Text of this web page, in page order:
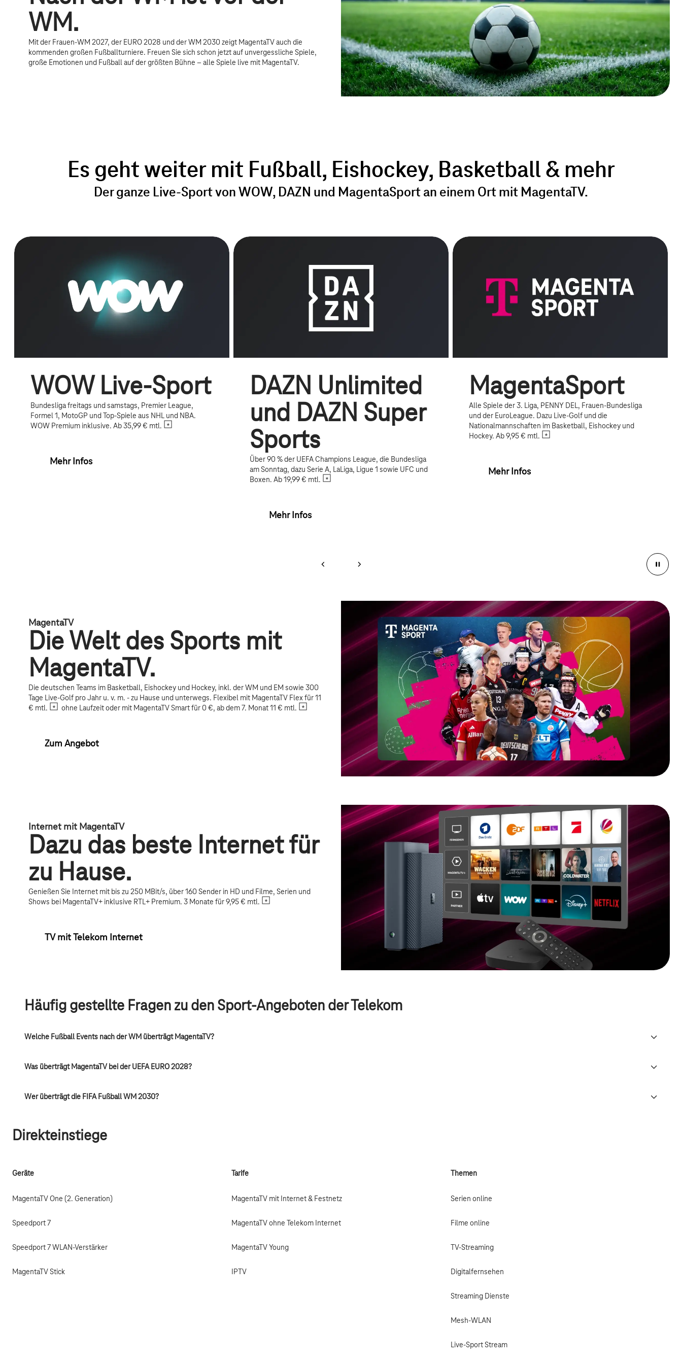
WM.
Mit der Frauen-WM 2027, der EURO 2028 und der WM 2030 zeigt MagentaTV auch die
kommenden großen Fußballturniere. Freuen Sie sich schon jetzt auf unvergessliche Spiele,
große Emotionen und Fußball auf der größten Bühne – alle Spiele live mit MagentaTV.
WOW Live-Sport
Bundesliga freitags und samstags, Premier League,
Formel 1, MotoGP und Top-Spiele aus NHL und NBA.
WOW Premium inklusive. Ab 35,99 € mtl.
Mehr Infos
DAZN Unlimited
und DAZN Super
Sports
Über 90 % der UEFA Champions League, die Bundesliga
am Sonntag, dazu Serie A, LaLiga, Ligue 1 sowie UFC und
Boxen. Ab 19,99 € mtl.
Mehr Infos
MagentaSport
Alle Spiele der 3. Liga, PENNY DEL, Frauen-Bundesliga
und der EuroLeague. Dazu Live-Golf und die
Nationalmannschaften im Basketball, Eishockey und
Hockey. Ab 9,95 € mtl.
Mehr Infos
MagentaTV
Die Welt des Sports mit
MagentaTV.
Die deutschen Teams im Basketball, Eishockey und Hockey, inkl. der WM und EM sowie 300
Tage Live-Golf pro Jahr u. v. m. - zu Hause und unterwegs. Flexibel mit MagentaTV Flex für 11
€ mtl.
ohne Laufzeit oder mit MagentaTV Smart für 0 €, ab dem 7. Monat 11 € mtl.
Zum Angebot
Internet mit MagentaTV
Dazu das beste Internet für
zu Hause.
Genießen Sie Internet mit bis zu 250 MBit/s, über 160 Sender in HD und Filme, Serien und
Shows bei MagentaTV+ inklusive RTL+ Premium. 3 Monate für 9,95 € mtl.
TV mit Telekom Internet
Häufig gestellte Fragen zu den Sport-Angeboten der Telekom
Welche Fußball Events nach der WM überträgt MagentaTV?
Was überträgt MagentaTV bei der UEFA EURO 2028?
Wer überträgt die FIFA Fußball WM 2030?
Direkteinstiege
Geräte
MagentaTV One (2. Generation)
Speedport 7
Speedport 7 WLAN-Verstärker
MagentaTV Stick
Tarife
MagentaTV mit Internet & Festnetz
MagentaTV ohne Telekom Internet
MagentaTV Young
IPTV
Themen
Serien online
Filme online
TV-Streaming
Digitalfernsehen
Streaming Dienste
Mesh-WLAN
Live-Sport Stream